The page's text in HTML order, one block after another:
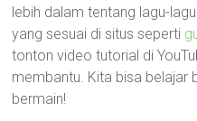
lebih dalam tentang lagu-
yang sesuai di situs seperti
tonton video tutorial di
membantu. Kita bisa belajar
bermain!